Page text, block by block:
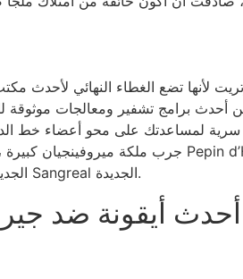
سرية لمساعدتك على محو أعضاء
خط Merovingian الجديد تقريبًا. يجب على جماعة الإخوان المسلمين حماية بيانات Sangreal الجديدة.